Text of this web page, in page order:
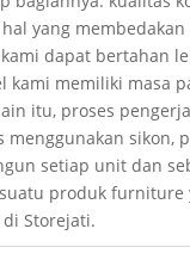
yang
dapat bertahan
kami memiliki masa
itu, proses
sikon,
setiap unit dan
produk furniture
Storejati.